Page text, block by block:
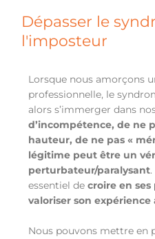
Dépasser le
l'imposteur
Lorsque nous amorçons
professionnelle, le
alors s’immerger dans
d’incompétence, de ne
hauteur, de ne pas «
légitime peut être un
perturbateur/paralysant
essentiel decroire en
valoriser son
Nous pouvons mettre en